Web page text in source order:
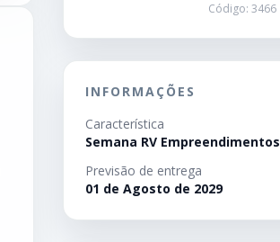
Código: 3466
INFORMAÇÕES
Característica
Semana RV Empreendimentos
Previsão de entrega
01 de Agosto de 2029